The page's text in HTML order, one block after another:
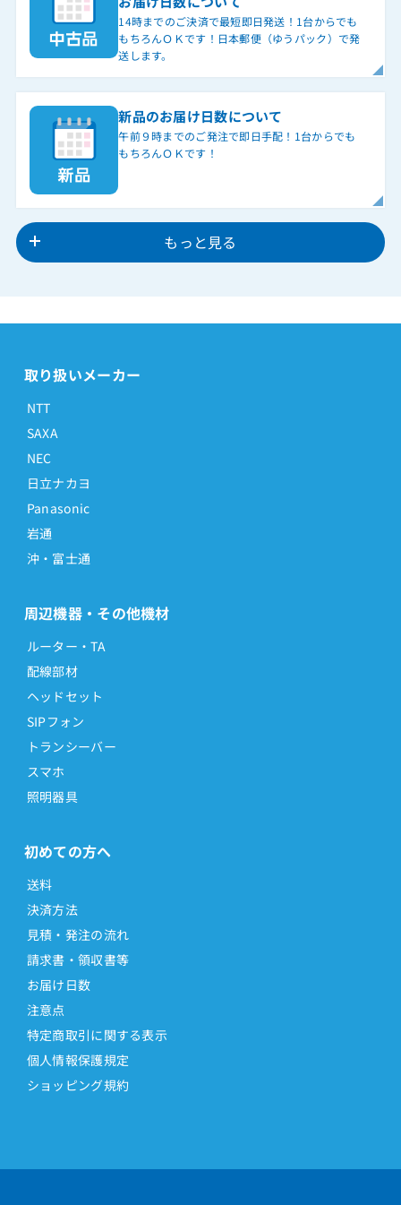
14時までのご決済で最短即日発送！1台からでも
もちろんＯＫです！日本郵便（ゆうパック）で発
送します。
新品のお届け日数について
午前９時までのご発注で即日手配！1台からでも
もちろんＯＫです！
もっと見る
取り扱いメーカー
NTT
SAXA
NEC
日立ナカヨ
Panasonic
岩通
沖・富士通
周辺機器・その他機材
ルーター・TA
配線部材
ヘッドセット
SIPフォン
トランシーバー
スマホ
照明器具
初めての方へ
送料
決済方法
見積・発注の流れ
請求書・領収書等
お届け日数
注意点
特定商取引に関する表示
個人情報保護規定
ショッピング規約